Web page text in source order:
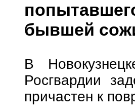
бывшей
В
Росгвардии
причастен к